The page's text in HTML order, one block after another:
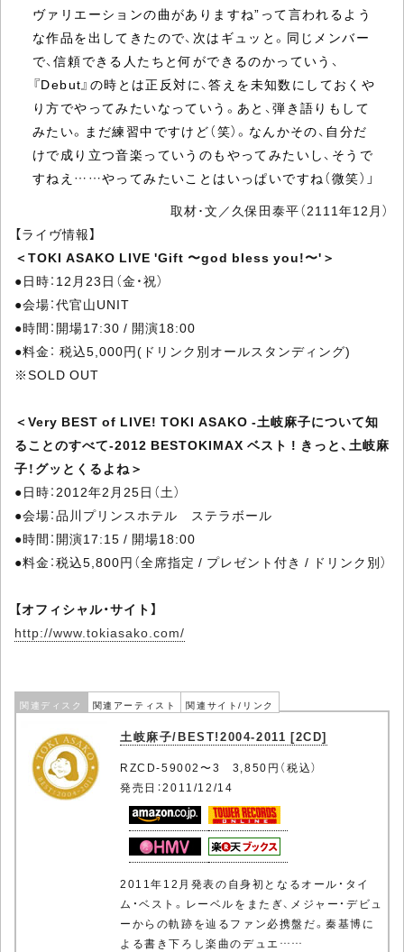
ヴァリエーションの曲がありますね”って言われるよう
な作品を出してきたので、次はギュッと。同じメンバー
で、信頼できる人たちと何ができるのかっていう、
『Debut』の時とは正反対に、答えを未知数にしておくや
り方でやってみたいなっていう。あと、弾き語りもして
みたい。まだ練習中ですけど（笑）。なんかその、自分だ
けで成り立つ音楽っていうのもやってみたいし、そうで
すねえ……やってみたいことはいっぱいですね（微笑）」
取材･文／久保田泰平（2111年12月）
【ライヴ情報】
＜TOKI ASAKO LIVE 'Gift 〜god bless you!〜'＞
●日時：12月23日（金・祝）
●会場：代官山UNIT
●時間：開場17:30 / 開演18:00
●料金： 税込5,000円(ドリンク別オールスタンディング)
※SOLD OUT
＜Very BEST of LIVE! TOKI ASAKO ‐土岐麻子について知
ることのすべて‐2012 BESTOKIMAX ベスト ! きっと、土岐麻
子！グッとくるよね＞
●日時：2012年2月25日（土）
●会場：品川プリンスホテル ステラボール
●時間：開演17:15 / 開場18:00
●料金：税込5,800円（全席指定 / プレゼント付き / ドリンク別）
【オフィシャル・サイト】
http://www.tokiasako.com/
関連ディスク 関連アーティスト 関連サイト/リンク
土岐麻子/BEST!2004-2011 [2CD]
RZCD-59002〜3 3,850円（税込）
発売日：2011/12/14
2011年12月発表の自身初となるオール・タイ
ム・ベスト。レーベルをまたぎ、メジャー・デビュ
ーからの軌跡を辿るファン必携盤だ。秦基博に
よる書き下ろし楽曲のデュエ……